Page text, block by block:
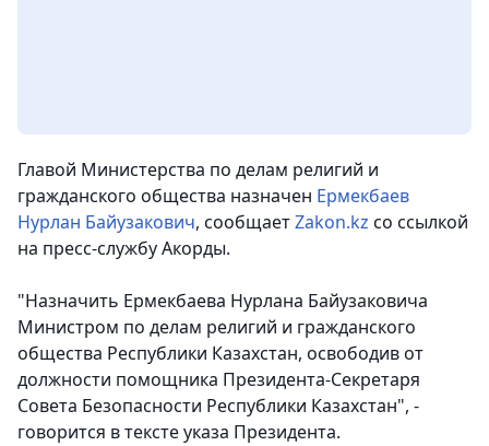
Главой Министерства по делам религий и
гражданского общества назначен Ермекбаев
Нурлан Байузакович, сообщаетZakon.kz со ссылкой
на пресс-службу Акорды.
"Назначить Ермекбаева Нурлана Байузаковича
Министром по делам религий и гражданского
общества Республики Казахстан, освободив от
должности помощника Президента-Секретаря
Совета Безопасности Республики Казахстан", -
говорится в тексте указа Президента.